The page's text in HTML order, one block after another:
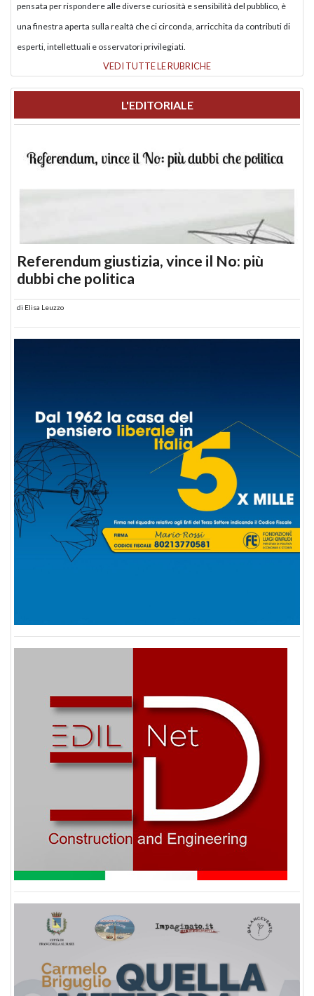
pensata per rispondere alle diverse curiosità e sensibilità del pubblico, è
una finestra aperta sulla realtà che ci circonda, arricchita da contributi di
esperti, intellettuali e osservatori privilegiati.
VEDI TUTTE LE RUBRICHE
L'EDITORIALE
Referendum giustizia, vince il No: più
dubbi che politica
di Elisa Leuzzo